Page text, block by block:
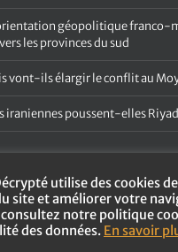
géopolitique franco-
les provinces du sud
vont-ils élargir le conflit au
iraniennes poussent-elles
Le Monde Décrypté | Tous droits
utilise des cookies
site et améliorer votre
notre politique
des données. En savoir